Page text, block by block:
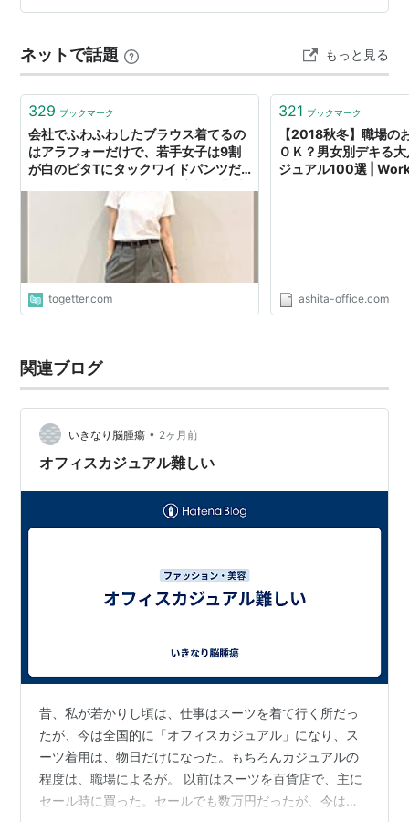
本選びました🍀 ■① 大人の食事会に。私が実際に愛用
ているDOUDOUのタ…
ネットで話題 もっと見る
329 ブックマーク
会社でふわふわしたブラウス着てるの
はアラフォーだけで、若手女子は9割
が白のピタTにタックワイドパンツだ
togetter.com
321 ブックマーク
【2018秋冬】職場の
ＯＫ？男女別デキる
ジュアル100選 |
ashita-office.com
関連ブログ
いきなり脳腫瘍 • 2ヶ月前
オフィスカジュアル難しい
昔、私が若かりし頃は、仕事はスーツを着て行く所だっ
たが、今は全国的に「オフィスカジュアル」になり、ス
ーツ着用は、物日だけになった。もちろんカジュアルの
程度は、職場によるが。 以前はスーツを百貨店で、主に
セール時に買った。セールでも数万円だったが、今は昔